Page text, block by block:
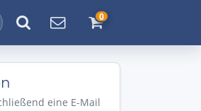
0
eine E-Mail